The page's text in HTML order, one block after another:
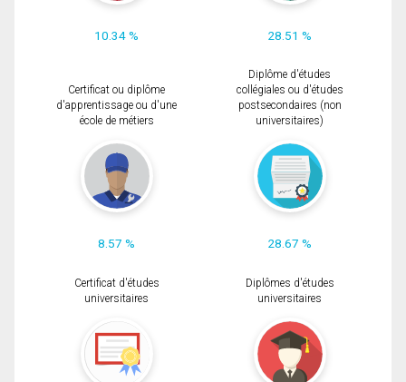
10.34 % 28.51 %
Certificat ou diplôme
d'apprentissage ou d'une
école de métiers
8.57 %
Diplôme d'études
collégiales ou d'études
postsecondaires (non
universitaires)
28.67 %
Certificat d'études
universitaires
Diplômes d'études
universitaires